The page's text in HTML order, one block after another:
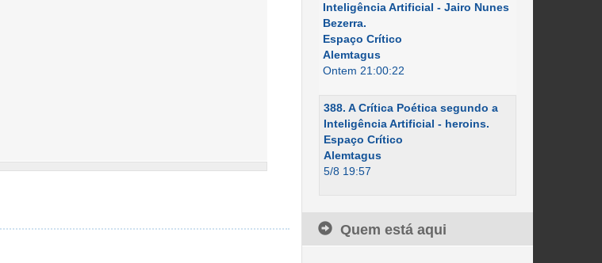
Inteligência Artificial - Jairo Nunes
Bezerra.
Espaço Crítico
Alemtagus
Ontem 21:00:22
388. A Crítica Poética segundo a
Inteligência Artificial - heroins.
Espaço Crítico
Alemtagus
5/8 19:57
Quem está aqui